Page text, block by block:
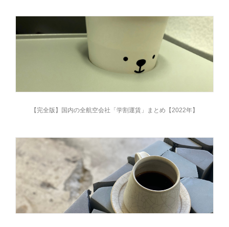
【完全版】国内の全航空会社「学割運賃」まとめ【2022年】